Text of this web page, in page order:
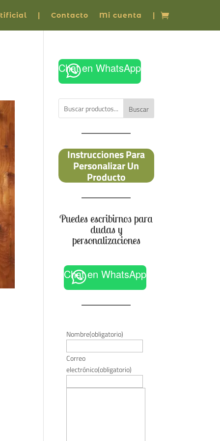
| Contacto Mi cuenta |
Chat en WhatsApp
Buscar
Instrucciones Para
Personalizar Un
Producto
Puedes escribirnos para
dudas y
personalizaciones
Chat en WhatsApp
Nombre(obligatorio)
Correo
electrónico(obligatorio)